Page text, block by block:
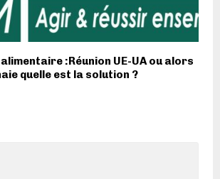
:Réunion UE-UA ou alors
quelle est la solution ?